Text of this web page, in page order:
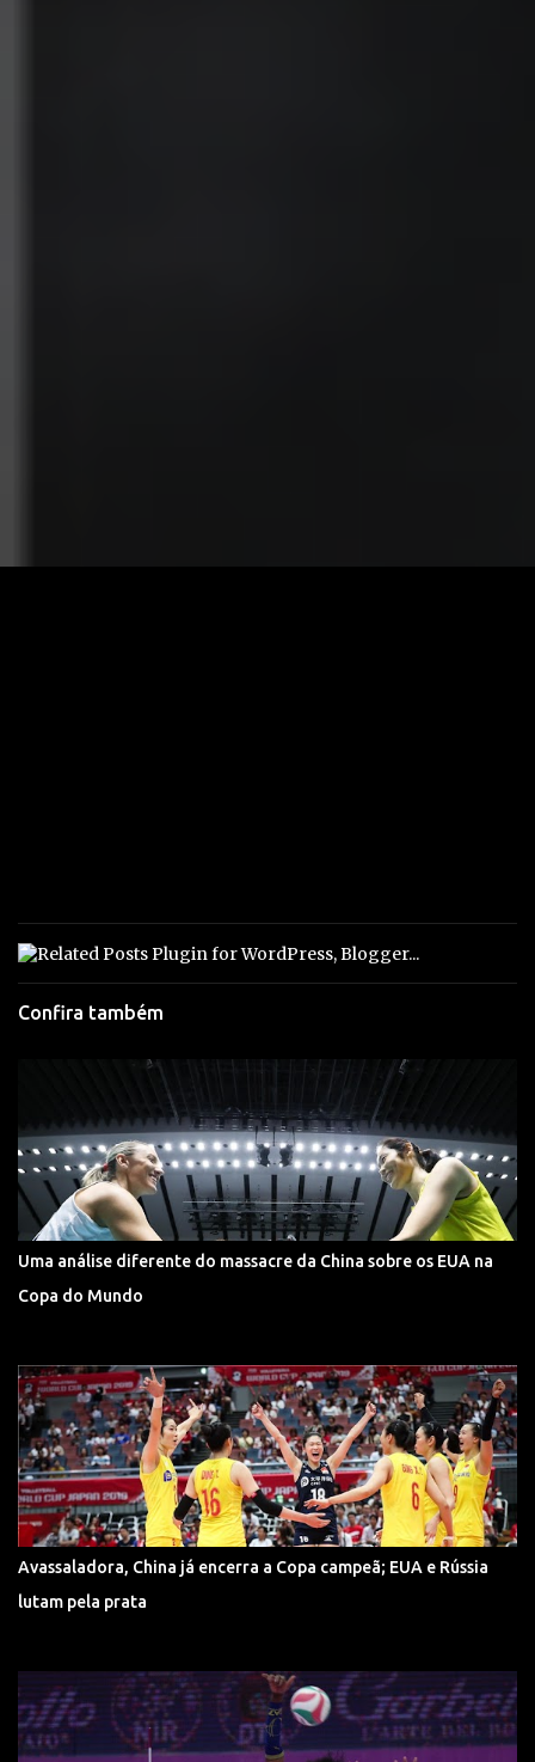
Confira também
Uma análise diferente do massacre da China sobre os EUA na
Copa do Mundo
Avassaladora, China já encerra a Copa campeã; EUA e Rússia
lutam pela prata